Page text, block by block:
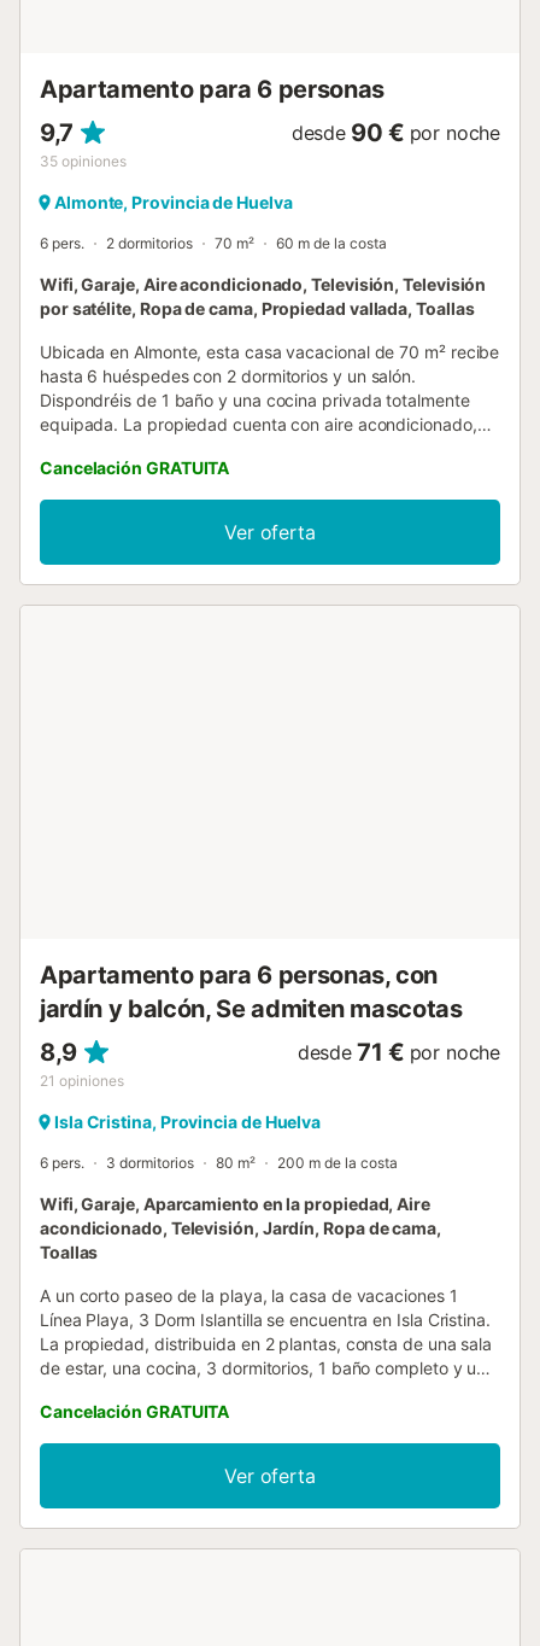
Apartamento para 6 personas
9,7
35 opiniones
desde 90 € por noche
Almonte, Provincia de Huelva
6 pers. 2 dormitorios 70 m² 60 m de la costa
Wifi, Garaje, Aire acondicionado, Televisión, Televisión
por satélite, Ropa de cama, Propiedad vallada, Toallas
Ubicada en Almonte, esta casa vacacional de 70 m² recibe
hasta 6 huéspedes con 2 dormitorios y un salón.
Dispondréis de 1 baño y una cocina privada totalmente
equipada. La propiedad cuenta con aire acondicionado,
lavadora y secadora. Podéis disfrutar de self check-in y
fruta fresca de la finca. Salid a la terraza privada cubierta
para relajaros con preciosas vistas al mar. Tened en
cuenta que, por su ubicación frente a la playa, podríais oír
música de chiringuitos cercanos en temporada alta, sobre
Cancelación GRATUITA
Ver oferta
Apartamento para 6 personas, con
jardín y balcón, Se admiten mascotas
8,9
21 opiniones
desde 71 € por noche
Isla Cristina, Provincia de Huelva
6 pers. 3 dormitorios 80 m² 200 m de la costa
Wifi, Garaje, Aparcamiento en la propiedad, Aire
acondicionado, Televisión, Jardín, Ropa de cama,
Toallas
A un corto paseo de la playa, la casa de vacaciones 1
Línea Playa, 3 Dorm Islantilla se encuentra en Isla Cristina.
La propiedad, distribuida en 2 plantas, consta de una sala
de estar, una cocina, 3 dormitorios, 1 baño completo y un
de 6 personas. Entre los servicios adicionales se incluyen
Wi-Fi, televisión, aire acondicionado en ambas plantas,
lavadora y secadora. El alojamiento dispone de jardín
privado, balcón y ducha exterior. La propiedad está
situada cerca de la playa. Hay una plaza de aparcamiento
Cancelación GRATUITA
Ver oferta